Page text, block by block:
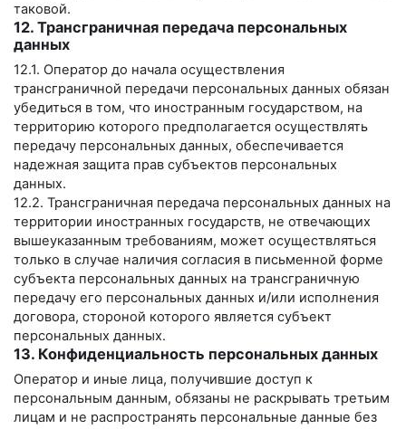
таковой.
12. Трансграничная передача персональных
данных
12.1. Оператор до начала осуществления
трансграничной передачи персональных данных обязан
убедиться в том, что иностранным государством, на
территорию которого предполагается осуществлять
передачу персональных данных, обеспечивается
надежная защита прав субъектов персональных
данных.
12.2. Трансграничная передача персональных данных на
территории иностранных государств, не отвечающих
вышеуказанным требованиям, может осуществляться
только в случае наличия согласия в письменной форме
субъекта персональных данных на трансграничную
передачу его персональных данных и/или исполнения
договора, стороной которого является субъект
персональных данных.
13. Конфиденциальность персональных данных
Оператор и иные лица, получившие доступ к
персональным данным, обязаны не раскрывать третьим
лицам и не распространять персональные данные без